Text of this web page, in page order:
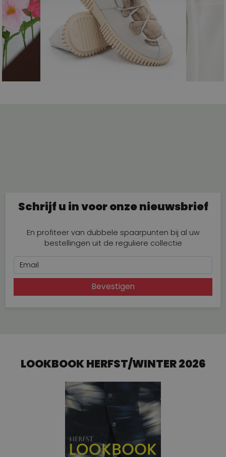
Schrijf u in voor onze nieuwsbrief
En profiteer van dubbele spaarpunten bij al uw
bestellingen uit de reguliere collectie
Email
Bevestigen
LOOKBOOK HERFST/WINTER 2026